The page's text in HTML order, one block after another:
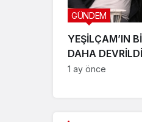
YEŞİLÇAM’IN
DAHA
CANIM
GÜNDEM
1 ay önce